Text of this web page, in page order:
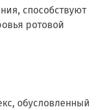
способствуют
ротовой
обусловленный